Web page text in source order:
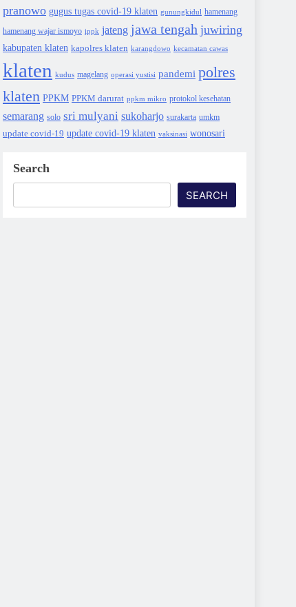
pranowo gugus tugas covid-19 klaten gunungkidul hamenang
hamenang wajar ismoyo ippk jateng jawa tengah juwiring
kabupaten klaten kapolres klaten karangdowo kecamatan cawas
klaten kudus magelang operasi yustisi pandemi polres
klaten PPKM PPKM darurat ppkm mikro protokol kesehatan
semarang solo sri mulyani sukoharjo surakarta umkm
update covid-19 update covid-19 klaten vaksinasi wonosari
Search
SEARCH